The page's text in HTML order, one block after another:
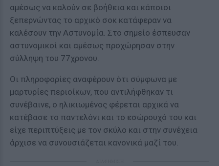
αμέσως να καλούν σε βοήθεια και κάποιοι
ξεπερνώντας το αρχικό σοκ κατάφεραν να
καλέσουν την Αστυνομία. Στο σημείο έσπευσαν
αστυνομικοί και αμέσως προχώρησαν στην
σύλληψη του 77χρονου.
Οι πληροφορίες αναφέρουν ότι σύμφωνα με
μαρτυρίες περιοίκων, που αντιλήφθηκαν τι
συνέβαινε, ο ηλικιωμένος φέρεται αρχικά να
κατέβασε το παντελόνι και το εσώρουχό του και
είχε περιπτύξεις με τον σκύλο και στην συνέχεια
άρχισε να συνουσιάζεται κανονικά μαζί του.